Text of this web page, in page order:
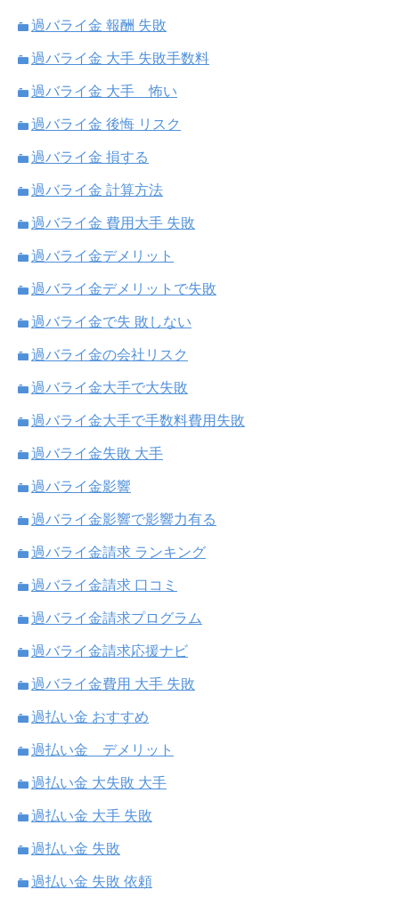
過バライ金 報酬 失敗
過バライ金 大手 失敗手数料
過バライ金 大手 怖い
過バライ金 後悔 リスク
過バライ金 損する
過バライ金 計算方法
過バライ金 費用大手 失敗
過バライ金デメリット
過バライ金デメリットで失敗
過バライ金で失 敗しない
過バライ金の会社リスク
過バライ金大手で大失敗
過バライ金大手で手数料費用失敗
過バライ金失敗 大手
過バライ金影響
過バライ金影響で影響力有る
過バライ金請求 ランキング
過バライ金請求 口コミ
過バライ金請求プログラム
過バライ金請求応援ナビ
過バライ金費用 大手 失敗
過払い金 おすすめ
過払い金 デメリット
過払い金 大失敗 大手
過払い金 大手 失敗
過払い金 失敗
過払い金 失敗 依頼